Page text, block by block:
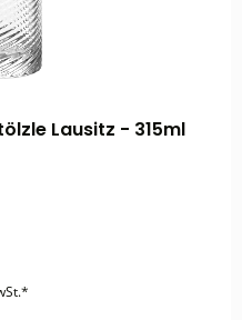
Lausitz - 315ml